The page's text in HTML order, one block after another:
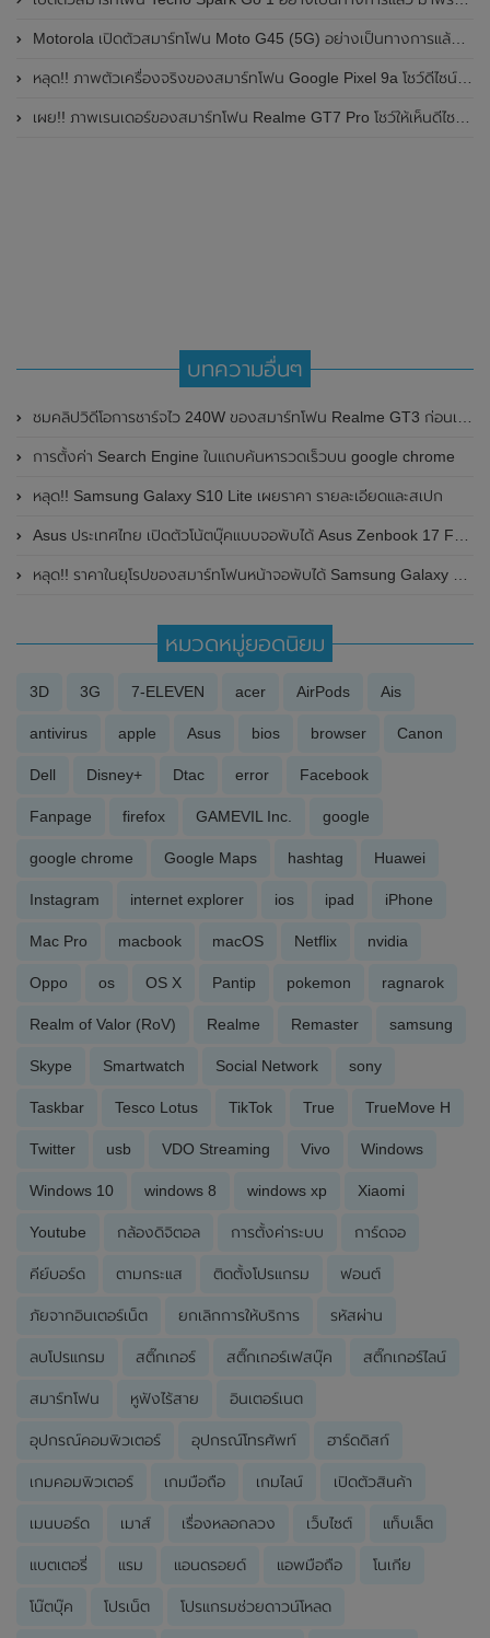
Motorola เปิดตัวสมาร์ทโฟน Moto G45 (5G) อย่างเป็นทางการแล้วในอินเดีย
หลุด!! ภาพตัวเครื่องจริงของสมาร์ทโฟน Google Pixel 9a โชว์ดีไซน์ใหม่ กล้องหลังแบนราบ ไม่มีกรอบของกล้องแล้ว
เผย!! ภาพเรนเดอร์ของสมาร์ทโฟน Realme GT7 Pro โชว์ให้เห็นดีไซน์ใหม่ พร้อมเผยรายละเอียดสเปกที่สำคัญบางส่วน
บทความอื่นๆ
ชมคลิปวิดีโอการชาร์จไว 240W ของสมาร์ทโฟน Realme GT3 ก่อนเปิดตัวในวันที่ 28 กุมภาพันธ์ 2023 นี้ : ชาร์จเพียง 9 นาที 37 วินาที แบตเต็ม 1-100%
การตั้งค่า Search Engine ในแถบค้นหารวดเร็วบน google chrome
หลุด!! Samsung Galaxy S10 Lite เผยราคา รายละเอียดและสเปก
Asus ประเทศไทย เปิดตัวโน้ตบุ๊คแบบจอพับได้ Asus Zenbook 17 Fold OLED อย่างเป็นทางการแล้ว
หลุด!! ราคาในยุโรปของสมาร์ทโฟนหน้าจอพับได้ Samsung Galaxy Z Flip 4 และSamsung Galaxy Z Fold 4 ก่อนเปิดตัวในเร็วๆนี้
หมวดหมู่ยอดนิยม
3D 3G 7-ELEVEN acer AirPods Ais
antivirus apple Asus bios browser Canon
Dell Disney+ Dtac error Facebook
Fanpage firefox GAMEVIL Inc. google
google chrome Google Maps hashtag Huawei
Instagram internet explorer ios ipad iPhone
Mac Pro macbook macOS Netflix nvidia
Oppo os OS X Pantip pokemon ragnarok
Realm of Valor (RoV) Realme Remaster samsung
Skype Smartwatch Social Network sony
Taskbar Tesco Lotus TikTok True TrueMove H
Twitter usb VDO Streaming Vivo Windows
Windows 10 windows 8 windows xp Xiaomi
Youtube กล้องดิจิตอล การตั้งค่าระบบ การ์ดจอ
คีย์บอร์ด ตามกระแส ติดตั้งโปรแกรม ฟอนต์
ภัยจากอินเตอร์เน็ต ยกเลิกการให้บริการ รหัสผ่าน
ลบโปรแกรม สติ๊กเกอร์ สติ๊กเกอร์เฟสบุ๊ค สติ๊กเกอร์ไลน์
สมาร์ทโฟน หูฟังไร้สาย อินเตอร์เนต
อุปกรณ์คอมพิวเตอร์ อุปกรณ์โทรศัพท์ ฮาร์ดดิสก์
เกมคอมพิวเตอร์ เกมมือถือ เกมไลน์ เปิดตัวสินค้า
เมนบอร์ด เมาส์ เรื่องหลอกลวง เว็บไซต์ แท็บเล็ต
แบตเตอรี่ แรม แอนดรอยด์ แอพมือถือ โนเกีย
โน๊ตบุ๊ค โปรเน็ต โปรแกรมช่วยดาวน์โหลด